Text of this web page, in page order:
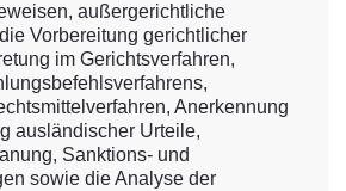
außergerichtliche
Vorbereitung gerichtlicher
im Gerichtsverfahren,
Anerkennung
ausländischer Urteile,
Sanktions- und
sowie die Analyse der